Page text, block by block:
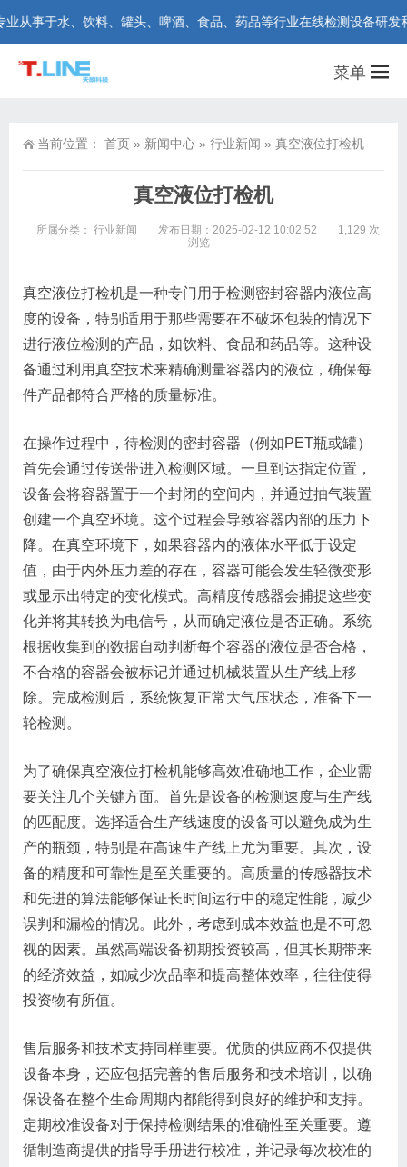
事于水、饮料、罐头、啤酒、食品、药品等行业在线检测设备研发
菜单
当前位置： 首页 » 新闻中心 » 行业新闻 » 真空液位打检机
真空液位打检机
所属分类： 行业新闻 发布日期：2025-02-12 10:02:52
1,129 次
浏览
真空液位打检机是一种专门用于检测密封容器内液位高
度的设备，特别适用于那些需要在不破坏包装的情况下
进行液位检测的产品，如饮料、食品和药品等。这种设
备通过利用真空技术来精确测量容器内的液位，确保每
件产品都符合严格的质量标准。
在操作过程中，待检测的密封容器（例如PET瓶或罐）
首先会通过传送带进入检测区域。一旦到达指定位置，
设备会将容器置于一个封闭的空间内，并通过抽气装置
创建一个真空环境。这个过程会导致容器内部的压力下
降。在真空环境下，如果容器内的液体水平低于设定
值，由于内外压力差的存在，容器可能会发生轻微变形
或显示出特定的变化模式。高精度传感器会捕捉这些变
化并将其转换为电信号，从而确定液位是否正确。系统
根据收集到的数据自动判断每个容器的液位是否合格，
不合格的容器会被标记并通过机械装置从生产线上移
除。完成检测后，系统恢复正常大气压状态，准备下一
轮检测。
为了确保真空液位打检机能够高效准确地工作，企业需
要关注几个关键方面。首先是设备的检测速度与生产线
的匹配度。选择适合生产线速度的设备可以避免成为生
产的瓶颈，特别是在高速生产线上尤为重要。其次，设
备的精度和可靠性是至关重要的。高质量的传感器技术
和先进的算法能够保证长时间运行中的稳定性能，减少
误判和漏检的情况。此外，考虑到成本效益也是不可忽
视的因素。虽然高端设备初期投资较高，但其长期带来
的经济效益，如减少次品率和提高整体效率，往往使得
投资物有所值。
售后服务和技术支持同样重要。优质的供应商不仅提供
设备本身，还应包括完善的售后服务和技术培训，以确
保设备在整个生命周期内都能得到良好的维护和支持。
定期校准设备对于保持检测结果的准确性至关重要。遵
循制造商提供的指导手册进行校准，并记录每次校准的